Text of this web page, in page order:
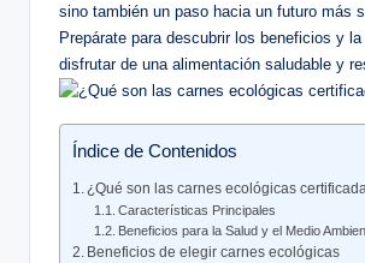
sino también un paso hacia un futuro más
Prepárate para descubrir los beneficios y
disfrutar de una alimentación saludable y
Índice de Contenidos
¿Qué son las carnes ecológicas
Características Principales
Beneficios para la Salud y el Medio
Beneficios de elegir carnes ecológicas